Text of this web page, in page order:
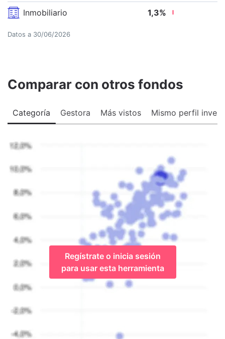
Inmobiliario 1,3%
Datos a 30/06/2026
Comparar con otros fondos
Categoría Gestora Más vistos Mismo perfil
Regístrate o inicia sesión
para usar esta herramienta